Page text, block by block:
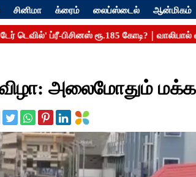
சினிமா க்ரைம் லைப்ஸ்டைல் ஆன்மிகம்
அலைமோதும்